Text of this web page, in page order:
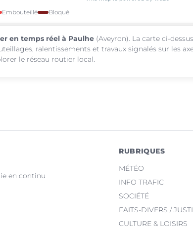
Embouteillé Bloqué
en temps réel à Paulhe (Aveyron). La carte ci-
ralentissements et travaux signalés sur les
le réseau routier local.
en continu
RUBRIQUES
MÉTÉO
INFO TRAFIC
SOCIÉTÉ
FAITS-DIVERS /
CULTURE & LOISIRS